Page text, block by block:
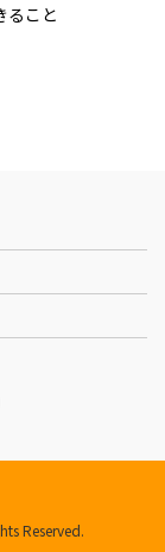
ること
Reserved.